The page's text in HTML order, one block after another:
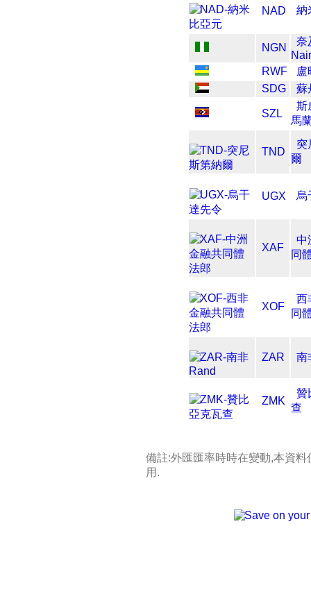
NAD 納
NGN
奈
RWF
盧
SDG
蘇
SZL
斯
馬
TND
突
爾
UGX 烏
XAF
中
同
XOF
西
同
ZAR 南
ZMK
贊
查
備註:外匯匯率時時在變動,本資
用.